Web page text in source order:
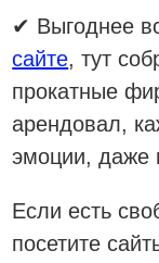
✔ Выгоднее
сайте, тут
прокатные
арендовал,
эмоции, даже
Если есть
посетите